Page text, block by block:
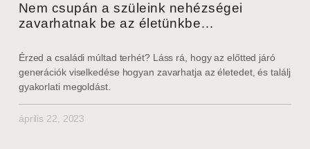
Nem csupán a szüleink nehézségei
zavarhatnak be az életünkbe…
Érzed a családi múltad terhét? Láss rá, hogy az előtted járó
generációk viselkedése hogyan zavarhatja az életedet, és találj
gyakorlati megoldást.
április 22, 2023